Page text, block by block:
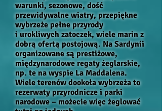
warunki, sezonowe, dość
przewidywalne wiatry, przepiękne
wybrzeże pełne przyrody
i urokliwych zatoczek, wiele marin z
dobrą ofertą postojową. Na Sardynii
organizowane są prestiżowe,
międzynarodowe regaty żeglarskie,
np. te na wyspie La Maddalena.
Wiele terenów dookoła wybrzeża to
rezerwaty przyrodnicze i parki
narodowe – możecie więc żeglować